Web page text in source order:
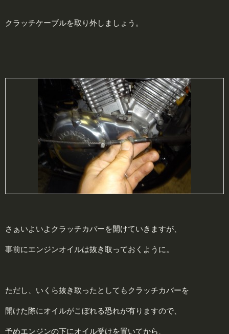
クラッチケーブルを取り外しましょう。
さぁいよいよクラッチカバーを開けていきますが、
事前にエンジンオイルは抜き取っておくように。
ただし、いくら抜き取ったとしてもクラッチカバーを
開けた際にオイルがこぼれる恐れが有りますので、
予めエンジンの下にオイル受けを置いてから、